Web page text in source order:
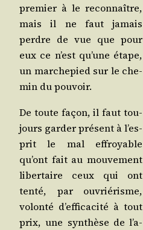
pre­mier à le recon­naître,
mais il ne faut jamais
perdre de vue que pour
eux ce n’est qu’une étape,
un mar­che­pied sur le che­
min du pouvoir.
De toute façon, il faut tou­
jours gar­der pré­sent à l’es­
prit le mal effroyable
qu’ont fait au mou­ve­ment
liber­taire ceux qui ont
ten­té, par ouvrié­risme,
volon­té d’ef­fi­ca­ci­té à tout
prix, une syn­thèse de l’a­